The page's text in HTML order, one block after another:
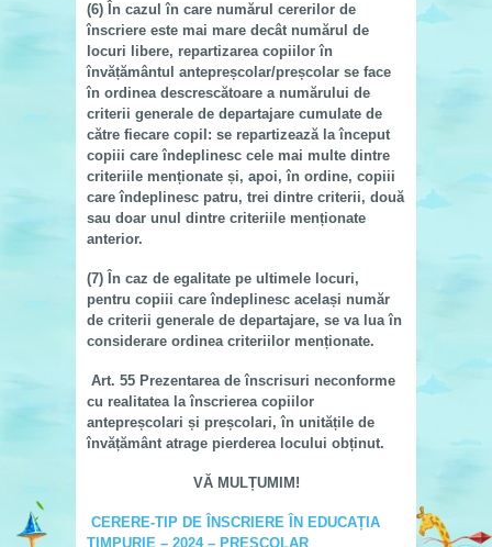
(6) În cazul în care numărul cererilor de
înscriere este mai mare decât numărul de
locuri libere, repartizarea copiilor în
învățământul antepreșcolar/preșcolar se face
în ordinea descrescătoare a numărului de
criterii generale de departajare cumulate de
către fiecare copil : se repartizează la început
copiii care îndeplinesc cele mai multe dintre
criteriile menționate și, apoi, în ordine, copiii
care îndeplinesc patru, trei dintre criterii, două
sau doar unul dintre criteriile menționate
anterior.
(7) În caz de egalitate pe ultimele locuri,
pentru copiii care îndeplinesc același număr
de criterii generale de departajare, se va lua în
considerare ordinea criteriilor menționate.
Art. 55 Prezentarea de înscrisuri neconforme
cu realitatea la înscrierea copiilor
antepreșcolari și preșcolari, în unitățile de
învățământ atrage pierderea locului obținut.
VĂ MULȚUMIM!
CERERE-TIP DE ÎNSCRIERE ÎN EDUCAȚIA
TIMPURIE – 2024 – PREȘCOLAR